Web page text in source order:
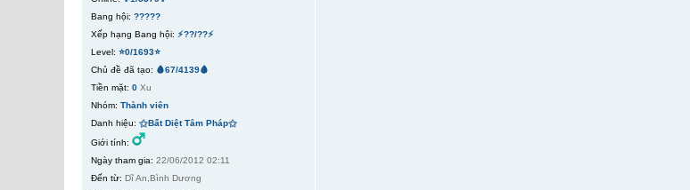
Bang hội: ?????
Xếp hạng Bang hội: ⚡??/??⚡
Level: ⭐0/1693⭐
Chủ đề đã tạo: 🩸67/4139🩸
Tiền mặt: 0 Xu
Nhóm: Thành viên
Danh hiệu: ⚝Bất Diệt Tâm Pháp⚝
Giới tính:
Ngày tham gia: 22/06/2012 02:11
Đến từ: Dĩ An,Bình Dương